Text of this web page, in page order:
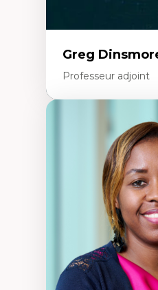
Greg
Professeur adjoint
Fragmentation des
Analyse multi-
médiatiques
Analyse des
travers les données
Recherche
les auditoires
Épistémologie des
numérique et l’IA
Théorie des droits de
La pensée politique
La pensée politique
Justice
internationales